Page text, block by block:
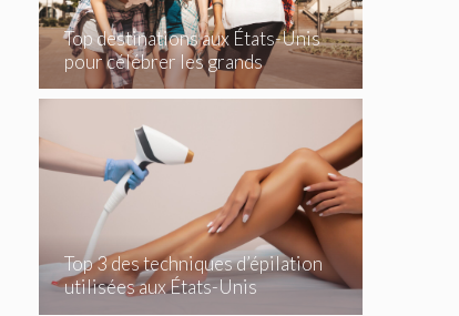
Top destinations aux États-Unis
pour célébrer les grands
événements
Top 3 des techniques d’épilation
utilisées aux États-Unis